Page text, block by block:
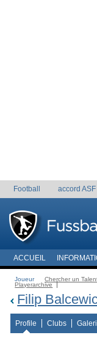
Football accord ASF
ACCUEIL
Joueur Chercher un
Playerarchive
Filip
Profile Clubs